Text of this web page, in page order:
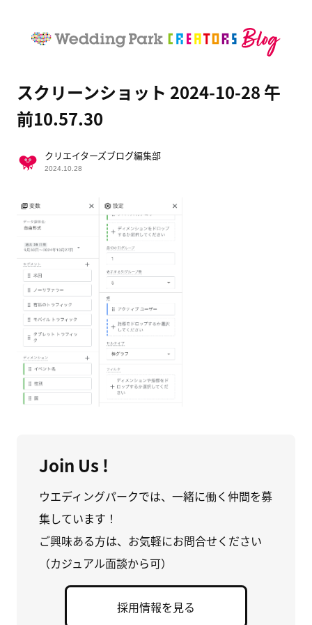
スクリーンショット 2024-10-28 午
前10.57.30
クリエイターズブログ編集部
2024.10.28
Join Us !
ウエディングパークでは、一緒に働く仲間を募
集しています！
ご興味ある方は、お気軽にお問合せください
（カジュアル面談から可）
採用情報を見る